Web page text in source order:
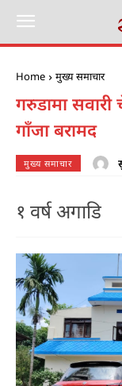
Home मुख्य समाचार
गरुडामा
गाँजा बरामद
मुख्य समाचार
१ वर्ष अगाडि